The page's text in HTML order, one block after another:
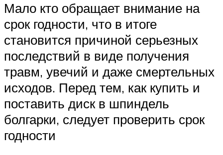
Мало кто обращает внимание на
срок годности, что в итоге
становится причиной серьезных
последствий в виде получения
травм, увечий и даже смертельных
исходов. Перед тем, как купить и
поставить диск в шпиндель
болгарки, следует проверить срок
годности